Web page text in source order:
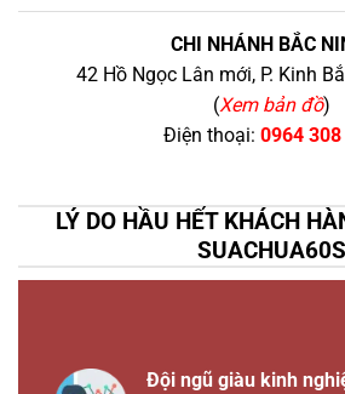
CHI NHÁNH BẮC
42 Hồ Ngọc Lân mới, P. Kinh
(Xem bản đồ)
Điện thoại: 0964
LÝ DO HẦU HẾT KHÁCH
SUACHUA60S
Đội ngũ giàu kinh